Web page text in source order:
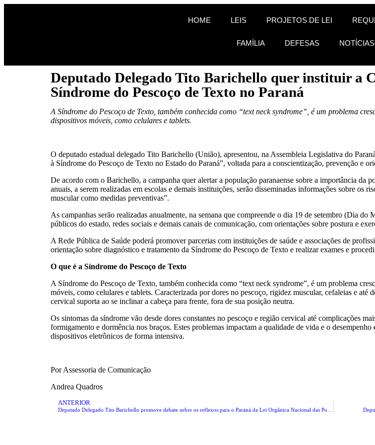
HOME LEIS PROJETOS DE LEI
FAMÍLIA DEFESAS NOTÍCIAS
Deputado Delegado Tito Barichello quer instituir a
Síndrome do Pescoço de Texto no Paraná
A Síndrome do Pescoço de Texto, também conhecida como “text neck syndrome”, é um problema
dispositivos móveis, como celulares e tablets.
O deputado estadual delegado Tito Barichello (União), apresentou, na Assembleia Legislativa do
à Síndrome do Pescoço de Texto no Estado do Paraná”, voltada para a conscientização, prevenção e
De acordo com o Barichello, a campanha quer alertar a população paranaense sobre a importância da
anuais, a serem realizadas em escolas e demais instituições, serão disseminadas informações sobre os
muscular como medidas preventivas”.
As campanhas serão realizadas anualmente, na semana que compreende o dia 19 de setembro (Dia
públicos do estado, redes sociais e demais canais de comunicação, com orientações sobre postura e
A Rede Pública de Saúde poderá promover parcerias com instituições de saúde e associações de
orientação sobre diagnóstico e tratamento da Síndrome do Pescoço de Texto e realizar exames e
O que é a Síndrome do Pescoço de Texto
A Síndrome do Pescoço de Texto, também conhecida como “text neck syndrome”, é um problema
móveis, como celulares e tablets. Caracterizada por dores no pescoço, rigidez muscular, cefaleias e até
cervical suporta ao se inclinar a cabeça para frente, fora de sua posição neutra.
Os sintomas da síndrome vão desde dores constantes no pescoço e região cervical até complicações
formigamento e dormência nos braços. Estes problemas impactam a qualidade de vida e o
dispositivos eletrônicos de forma intensiva.
Por Assessoria de Comunicação
Andrea Quadros
ANTERIOR